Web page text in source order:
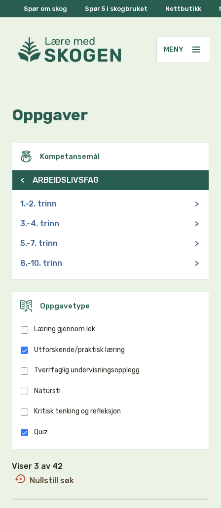
Spør om skog Spør 5 i skogbruket Nettbutikk
Oppgaver
Kompetansemål
< ARBEIDSLIVSFAG
1.-2. trinn >
3.-4. trinn >
5.-7. trinn >
8.-10. trinn >
Oppgavetype
Læring gjennom lek
Utforskende/praktisk læring
Tverrfaglig undervisningsopplegg
Natursti
Kritisk tenking og refleksjon
Quiz
Viser 3 av 42
Nullstill søk